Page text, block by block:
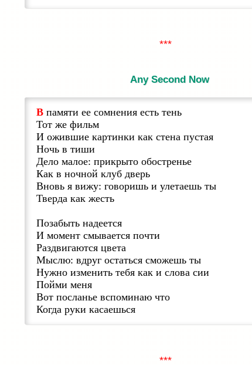
Any Second Now
В памяти ее сомнения есть тень
Тот же фильм
И ожившие картинки как стена пустая
Ночь в тиши
Дело малое: прикрыто обостренье
Как в ночной клуб дверь
Вновь я вижу: говоришь и улетаешь ты
Тверда как жесть
Позабыть надеется
И момент смывается почти
Раздвигаются цвета
Мыслю: вдруг остаться сможешь ты
Нужно изменить тебя как и слова сии
Пойми меня
Вот посланье вспоминаю что
Когда руки касаешься